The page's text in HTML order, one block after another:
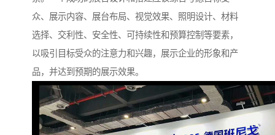
众、展示内容、展台布局、视觉效果、照明设计、材料
选择、交利性、安全性、可持续性和预算控制等要素，
以吸引目标受众的注意力和兴趣，展示企业的形象和产
品，并达到预期的展示效果。